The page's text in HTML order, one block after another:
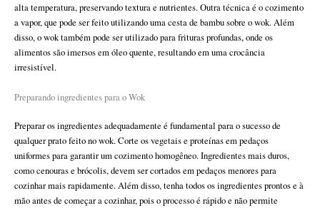
alta temperatura, preservando textura e nutrientes. Outra técnica é o cozimento
a vapor, que pode ser feito utilizando uma cesta de bambu sobre o wok. Além
disso, o wok também pode ser utilizado para frituras profundas, onde os
alimentos são imersos em óleo quente, resultando em uma crocância
irresistível.
Preparando ingredientes para o Wok
Preparar os ingredientes adequadamente é fundamental para o sucesso de
qualquer prato feito no wok. Corte os vegetais e proteínas em pedaços
uniformes para garantir um cozimento homogêneo. Ingredientes mais duros,
como cenouras e brócolis, devem ser cortados em pedaços menores para
cozinhar mais rapidamente. Além disso, tenha todos os ingredientes prontos e à
mão antes de começar a cozinhar, pois o processo é rápido e não permite